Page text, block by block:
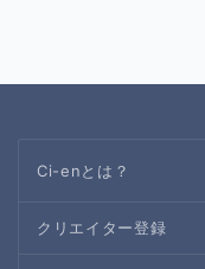
Ci-enとは？
クリエイター登録